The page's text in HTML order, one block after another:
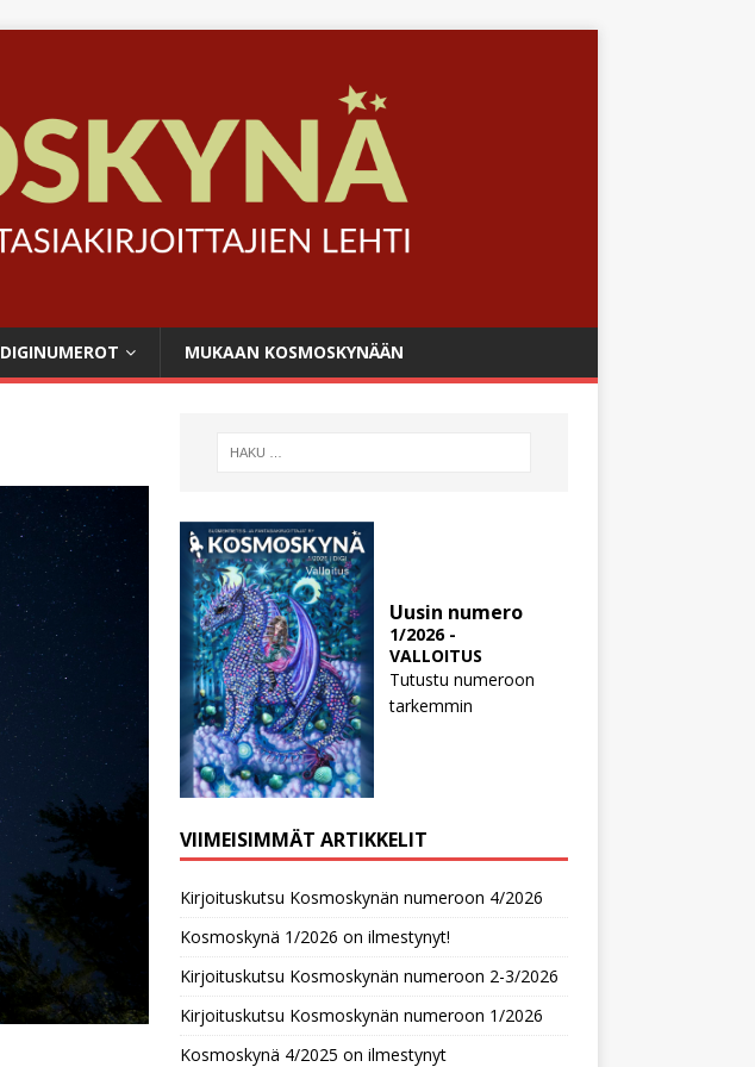
DIGINUMEROT MUKAAN KOSMOSKYNÄÄN
Uusin numero
1/2026 -
VALLOITUS
Tutustu numeroon
tarkemmin
VIIMEISIMMÄT ARTIKKELIT
Kirjoituskutsu Kosmoskynän numeroon 4/2026
Kosmoskynä 1/2026 on ilmestynyt!
Kirjoituskutsu Kosmoskynän numeroon 2-3/2026
Kirjoituskutsu Kosmoskynän numeroon 1/2026
Kosmoskynä 4/2025 on ilmestynyt